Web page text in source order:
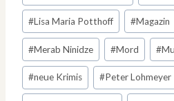
#Lisa Maria Potthoff #Magazin
#Merab Ninidze #Mord #
#neue Krimis #Peter Lohmeyer